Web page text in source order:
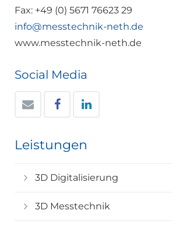
Fax: +49 (0) 5671 76623 29
info@messtechnik-neth.de
www.messtechnik-neth.de
Social Media
Leistungen
3D Digitalisierung
3D Messtechnik